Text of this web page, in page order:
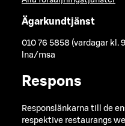
Ägarkundtjänst
010 76 5858 (vardagar kl.
lna/msa
Respons
Responslänkarna till de
respektive restaurangs